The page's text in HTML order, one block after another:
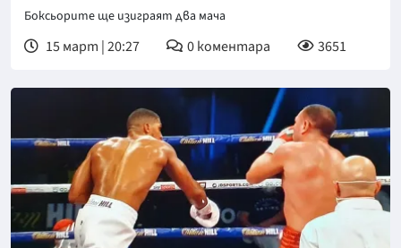
Боксьорите ще изиграят два мача
15 март | 20:27 0коментара 3651